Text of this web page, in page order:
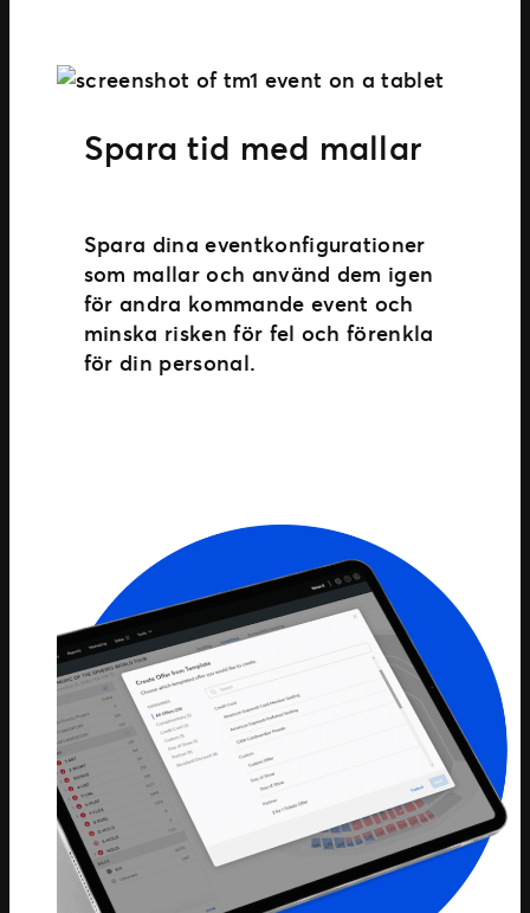
Spara tid med mallar
Spara dina eventkonfigurationer
som mallar och använd dem igen
för andra kommande event och
minska risken för fel och förenkla
för din personal.